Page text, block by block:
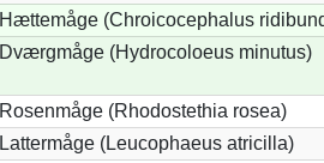
Hættemåge (Chroicocephalus
Dværgmåge (Hydrocoloeus minutus)
Rosenmåge (Rhodostethia rosea)
Lattermåge (Leucophaeus atricilla)